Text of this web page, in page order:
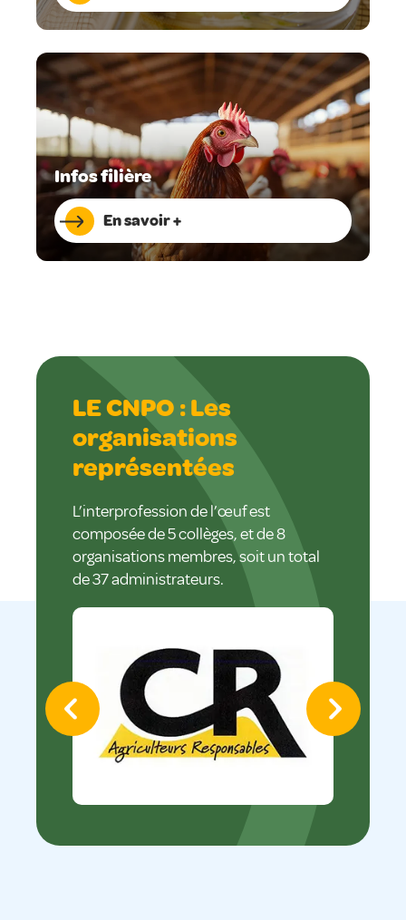
Infos filière
En savoir +
LE CNPO : Les
organisations
représentées
L’interprofession de l’œuf est
composée de 5 collèges, et de 8
organisations membres, soit un total
de 37 administrateurs.